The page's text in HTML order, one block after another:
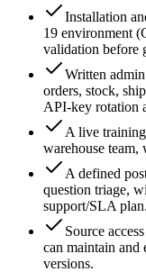
Installation
19 environment
validation before
Written
orders, stock,
API-key rotation
A live
warehouse team,
A defined
question triage,
support/SLA plan.
Source
can maintain and
versions.